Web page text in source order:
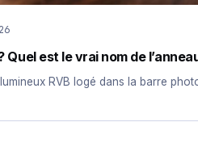
Quel est le vrai nom de
RVB logé dans la barre